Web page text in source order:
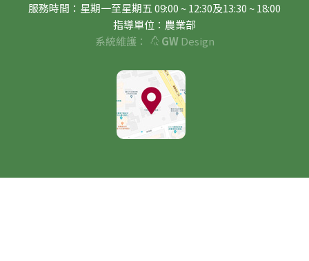
服務時間：星期一至星期五 09:00 ~ 12:30及13:30 ~ 18:00
指導單位：農業部
系統維護：
GWDesign